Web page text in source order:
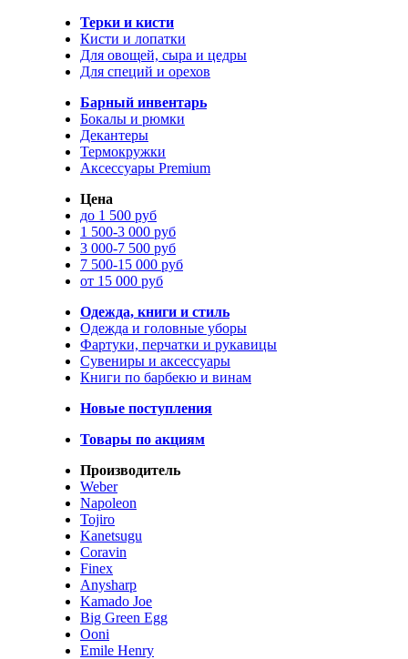
Терки и кисти
Кисти и лопатки
Для овощей, сыра и цедры
Для специй и орехов
Барный инвентарь
Бокалы и рюмки
Декантеры
Термокружки
Аксессуары Premium
Цена
до 1 500 руб
1 500-3 000 руб
3 000-7 500 руб
7 500-15 000 руб
от 15 000 руб
Одежда, книги и стиль
Одежда и головные уборы
Фартуки, перчатки и рукавицы
Сувениры и аксессуары
Книги по барбекю и винам
Новые поступления
Товары по акциям
Производитель
Weber
Napoleon
Tojiro
Kanetsugu
Coravin
Finex
Anysharp
Kamado Joe
Big Green Egg
Ooni
Emile Henry